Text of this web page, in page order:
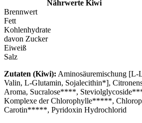
Nährwerte Kiwi
Brennwert
Fett
Kohlenhydrate
davon Zucker
Eiweiß
Salz
Zutaten (Kiwi): Aminosäuremischung
Valin, L-Glutamin, Sojalecithin*],
Aroma, Sucralose****,
Komplexe der Chlorophylle*****,
Carotin*****, Pyridoxin Hydrochlorid